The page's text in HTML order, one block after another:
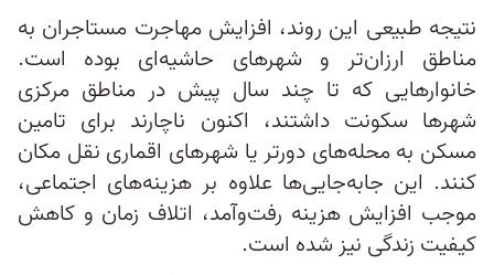
نتیجه طبیعی این روند، افزایش مهاجرت مستاجران به
مناطق ارزان‌تر و شهرهای حاشیه‌ای بوده است.
خانوارهایی که تا چند سال پیش در مناطق مرکزی
شهرها سکونت داشتند، اکنون ناچارند برای تامین
مسکن به محله‌های دورتر یا شهرهای اقماری نقل مکان
کنند. این جابه‌جایی‌ها علاوه بر هزینه‌های اجتماعی،
موجب افزایش هزینه رفت‌وآمد، اتلاف زمان و کاهش
کیفیت زندگی نیز شده است.